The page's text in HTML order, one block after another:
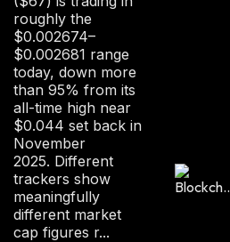
roughly the
$0.002674–
$0.002681 range
today, down more
than 95% from its
all-time high near
$0.044 set back in
November
2025. Different
trackers show
meaningfully
different market
cap figures r...